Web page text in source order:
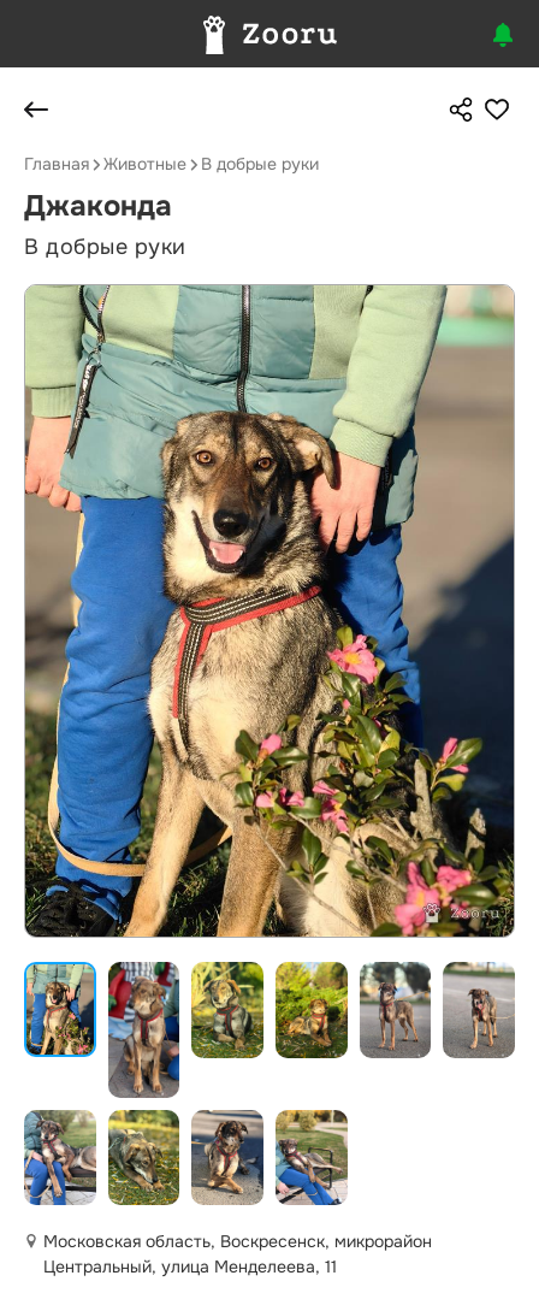
Главная Животные В добрые руки
Джаконда
В добрые руки
Московская область, Воскресенск, микрорайон
Центральный, улица Менделеева, 11